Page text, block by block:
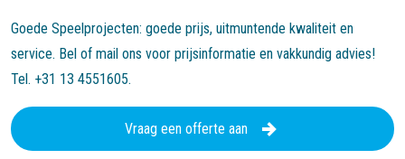
Goede Speelprojecten: goede prijs, uitmuntende kwaliteit en
service. Bel of mail ons voor prijsinformatie en vakkundig advies!
Tel. +31 13 4551605.
Vraag een offerte aan